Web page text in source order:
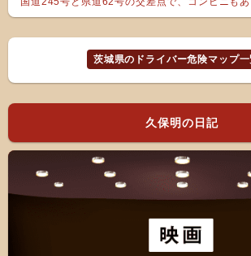
茨城県のドライバー危険マップ
久保明の日記